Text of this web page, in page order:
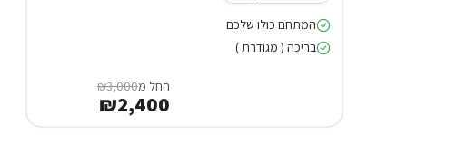
המתחם כולו שלכם
בריכה ( מגודרת )
החל מ₪3,000
₪2,400